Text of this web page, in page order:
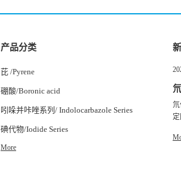
产品分类
芘 /Pyrene
硼酸/Boronic acid
吲哚并咔唑系列/ Indolocarbazole Series
碘代物/Iodide Series
More
氘